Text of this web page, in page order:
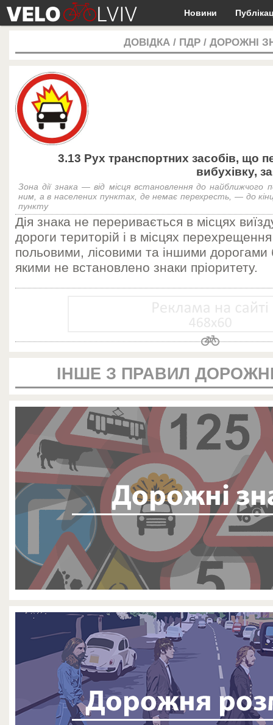
Новини
ДОВІДКА / ПДР / ДОРОЖНІ
3.13 Рух транспортних засобів, що
вибухівку,
Зона дії знака — від місця встановлення до найближчого
ним, а в населених пунктах, де немає перехресть, — до
пункту
Дія знака не переривається в місцях
дороги територій і в місцях
польовими, лісовими та іншими дорогами
якими не встановлено знаки пріоритету.
ІНШЕ З ПРАВИЛ